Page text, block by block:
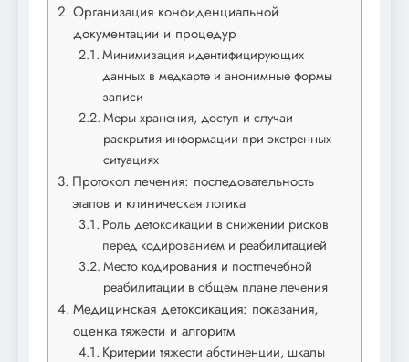
Организация конфиденциальной
документации и процедур
Минимизация идентифицирующих
данных в медкарте и анонимные формы
записи
Меры хранения, доступ и случаи
раскрытия информации при экстренных
ситуациях
Протокол лечения: последовательность
этапов и клиническая логика
Роль детоксикации в снижении рисков
перед кодированием и реабилитацией
Место кодирования и постлечебной
реабилитации в общем плане лечения
Медицинская детоксикация: показания,
оценка тяжести и алгоритм
Критерии тяжести абстиненции, шкалы